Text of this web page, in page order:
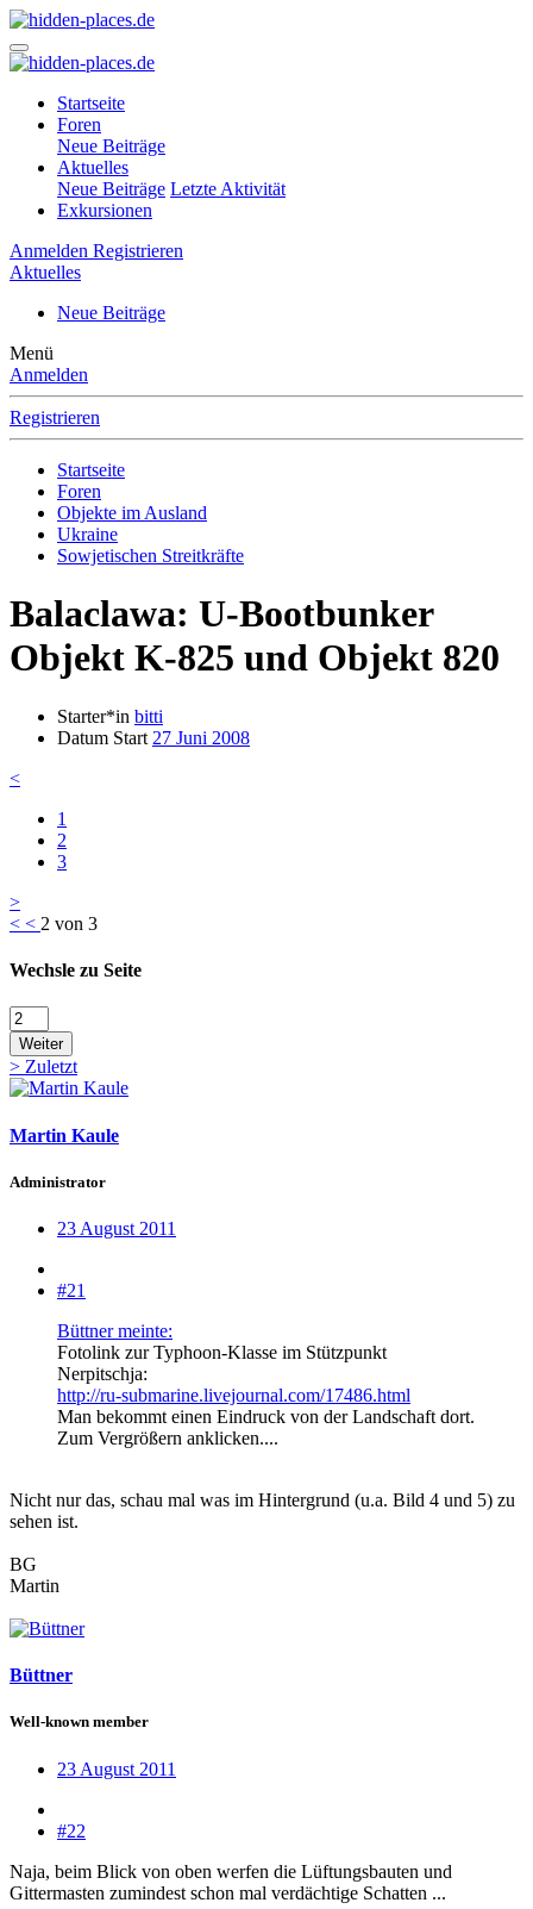
Startseite
Foren
Neue Beiträge
Aktuelles
Neue Beiträge Letzte Aktivität
Exkursionen
Anmelden Registrieren
Aktuelles
Neue Beiträge
Menü
Anmelden
Registrieren
Startseite
Foren
Objekte im Ausland
Ukraine
Sowjetischen Streitkräfte
Balaclawa: U-Bootbunker
Objekt K-825 und Objekt 820
Starter*in bitti
Datum Start 27 Juni 2008
<
1
2
3
>
< < 2 von 3
Wechsle zu Seite
Weiter
> Zuletzt
Martin Kaule
Administrator
23 August 2011
#21
Büttner meinte:
Fotolink zur Typhoon-Klasse im Stützpunkt
Nerpitschja:
http://ru-submarine.livejournal.com/17486.html
Man bekommt einen Eindruck von der Landschaft dort.
Zum Vergrößern anklicken....
Nicht nur das, schau mal was im Hintergrund (u.a. Bild 4 und 5) zu
sehen ist.
BG
Martin
Büttner
Well-known member
23 August 2011
#22
Naja, beim Blick von oben werfen die Lüftungsbauten und
Gittermasten zumindest schon mal verdächtige Schatten ...